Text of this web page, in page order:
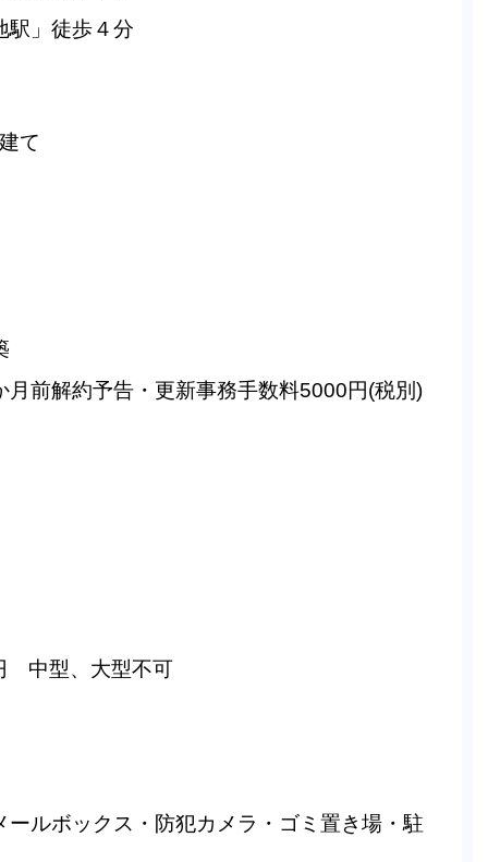
駅」徒歩４分
て
前解約予告・更新事務手数料5000円(税別)
中型、大型不可
ルボックス・防犯カメラ・ゴミ置き場・駐